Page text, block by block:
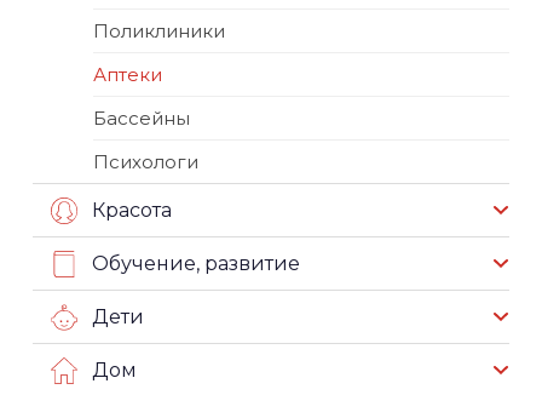
Поликлиники
Аптеки
Бассейны
Психологи
Красота
Обучение, развитие
Дети
Дом